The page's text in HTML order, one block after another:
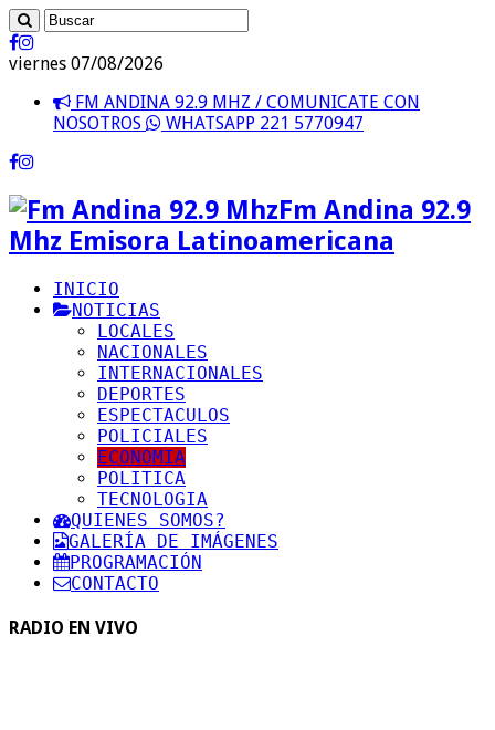
viernes 07/08/2026
FM ANDINA 92.9 MHZ / COMUNICATE CON
NOSOTROS
WHATSAPP 221 5770947
Fm Andina 92.9
Mhz Emisora Latinoamericana
INICIO
NOTICIAS
LOCALES
NACIONALES
INTERNACIONALES
DEPORTES
ESPECTACULOS
POLICIALES
ECONOMIA
POLITICA
TECNOLOGIA
QUIENES SOMOS?
GALERÍA DE IMÁGENES
PROGRAMACIÓN
CONTACTO
RADIO EN VIVO